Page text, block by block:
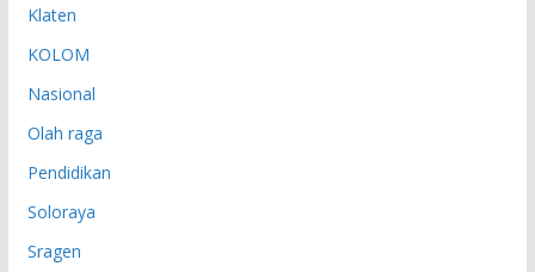
Klaten
KOLOM
Nasional
Olah raga
Pendidikan
Soloraya
Sragen